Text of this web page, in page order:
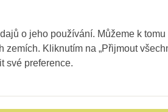
o jeho používání. Můžeme k tomu
zemích. Kliknutím na „Přijmout
své preference.